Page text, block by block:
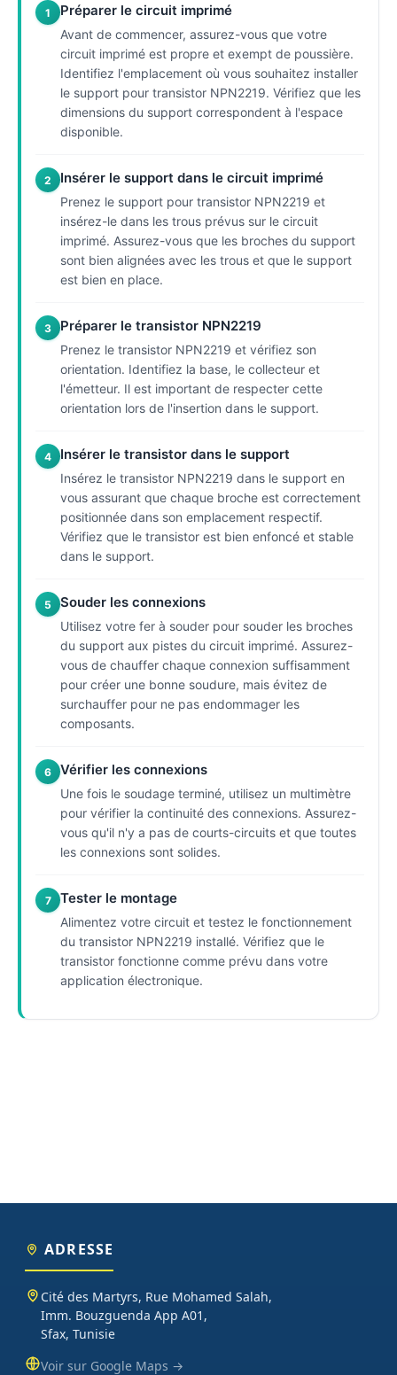
1 Préparer le circuit imprimé
Avant de commencer, assurez-vous que votre
circuit imprimé est propre et exempt de poussière.
Identifiez l'emplacement où vous souhaitez installer
le support pour transistor NPN2219. Vérifiez que les
dimensions du support correspondent à l'espace
disponible.
2 Insérer le support dans le circuit imprimé
Prenez le support pour transistor NPN2219 et
insérez-le dans les trous prévus sur le circuit
imprimé. Assurez-vous que les broches du support
sont bien alignées avec les trous et que le support
est bien en place.
3 Préparer le transistor NPN2219
Prenez le transistor NPN2219 et vérifiez son
orientation. Identifiez la base, le collecteur et
l'émetteur. Il est important de respecter cette
orientation lors de l'insertion dans le support.
4 Insérer le transistor dans le support
Insérez le transistor NPN2219 dans le support en
vous assurant que chaque broche est correctement
positionnée dans son emplacement respectif.
Vérifiez que le transistor est bien enfoncé et stable
dans le support.
5 Souder les connexions
Utilisez votre fer à souder pour souder les broches
du support aux pistes du circuit imprimé. Assurez-
vous de chauffer chaque connexion suffisamment
pour créer une bonne soudure, mais évitez de
surchauffer pour ne pas endommager les
composants.
6 Vérifier les connexions
Une fois le soudage terminé, utilisez un multimètre
pour vérifier la continuité des connexions. Assurez-
vous qu'il n'y a pas de courts-circuits et que toutes
les connexions sont solides.
7 Tester le montage
Alimentez votre circuit et testez le fonctionnement
du transistor NPN2219 installé. Vérifiez que le
transistor fonctionne comme prévu dans votre
application électronique.
ADRESSE
Cité des Martyrs, Rue Mohamed Salah,
Imm. Bouzguenda App A01,
Sfax, Tunisie
Voir sur Google Maps →